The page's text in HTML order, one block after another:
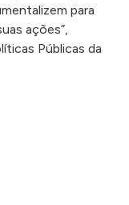
para
ações”,
Públicas da